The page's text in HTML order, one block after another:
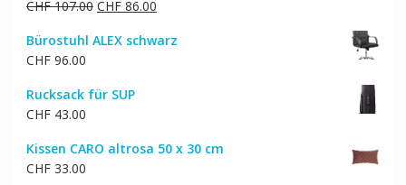
CHF107.00 Ursprünglicher
war:
CHF86.00Aktueller
ist:
Bürostuhl ALEX schwarz
CHF96.00
Rucksack für SUP
CHF43.00
Kissen CARO altrosa 50 x 30 cm
CHF33.00